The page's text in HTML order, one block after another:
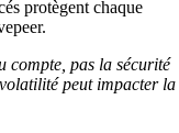
protègent chaque
compte, pas la sécurité
peut impacter la